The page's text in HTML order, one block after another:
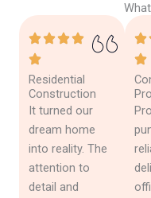
Residential
Construction
It turned our
dream home
into reality. The
attention to
detail and